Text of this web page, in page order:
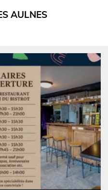
AULNES